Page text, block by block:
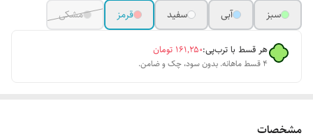
سبز
آبی سفید قرمز مشکی
هر قسط با ترب‌پی:۱۶۱٬۲۵۰ تومان
۴ قسط ماهانه. بدون سود، چک و ضامن.
مشخصات